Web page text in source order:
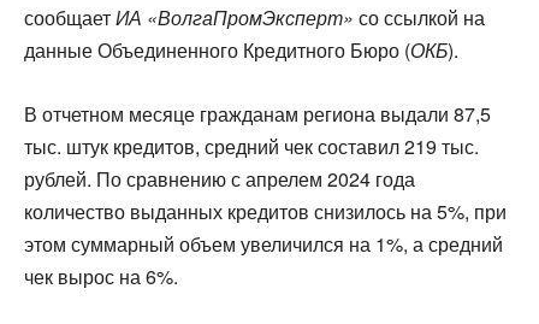
сообщаетИА «ВолгаПромЭксперт» со ссылкой на
данные Объединенного Кредитного Бюро (ОКБ).
В отчетном месяце гражданам региона выдали 87,5
тыс. штук кредитов, средний чек составил 219 тыс.
рублей. По сравнению с апрелем 2024 года
количество выданных кредитов снизилось на 5%, при
этом суммарный объем увеличился на 1%, а средний
чек вырос на 6%.